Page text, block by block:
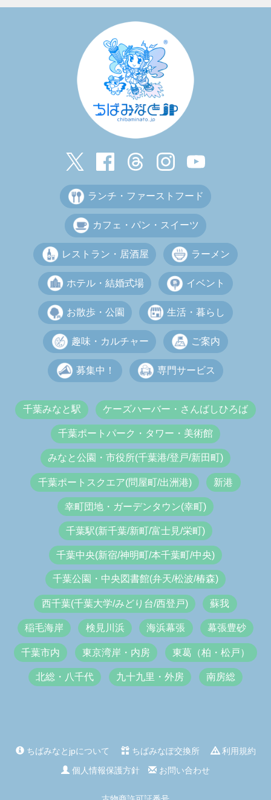
ランチ・ファーストフード
カフェ・パン・スイーツ
レストラン・居酒屋 ラーメン
ホテル・結婚式場 イベント
お散歩・公園 生活・暮らし
趣味・カルチャー ご案内
募集中！ 専門サービス
千葉みなと駅 ケーズハーバー・さんばしひろば
千葉ポートパーク・タワー・美術館
みなと公園・市役所(千葉港/登戸/新田町)
千葉ポートスクエア(問屋町/出洲港) 新港
幸町団地・ガーデンタウン(幸町)
千葉駅(新千葉/新町/富士見/栄町)
千葉中央(新宿/神明町/本千葉町/中央)
千葉公園・中央図書館(弁天/松波/椿森)
西千葉(千葉大学/みどり台/西登戸) 蘇我
稲毛海岸 検見川浜 海浜幕張 幕張豊砂
千葉市内 東京湾岸・内房 東葛（柏・松戸）
北総・八千代 九十九里・外房 南房総
ちばみなとjpについて ちばみなぽ交換所
利用規約
個人情報保護方針
お問い合わせ